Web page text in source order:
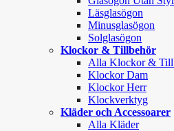
Läsglasögon
Minusglasögon
Solglasögon
Klockor & Tillbehör
Alla Klockor &
Klockor Dam
Klockor Herr
Klockverktyg
Kläder och Accessoarer
Alla Kläder